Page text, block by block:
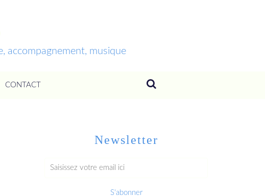
accompagnement, musique
CONTACT
Newsletter